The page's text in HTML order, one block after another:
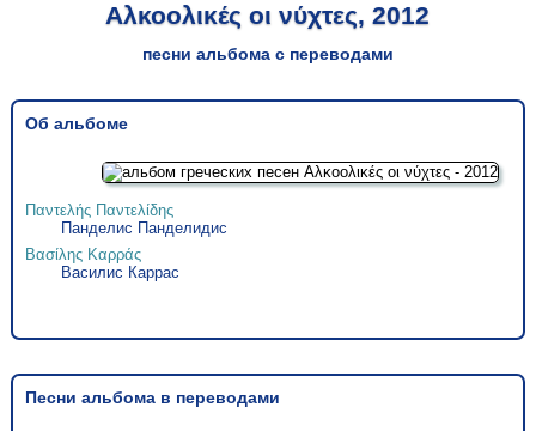
Αλκοολικές οι νύχτες, 2012
песни альбома с переводами
Об альбоме
Παντελής Παντελίδης
Панделис Панделидис
Βασίλης Καρράς
Василис Каррас
Песни альбома в переводами